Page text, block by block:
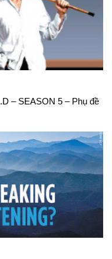
– SEASON 5 – Phụ đề